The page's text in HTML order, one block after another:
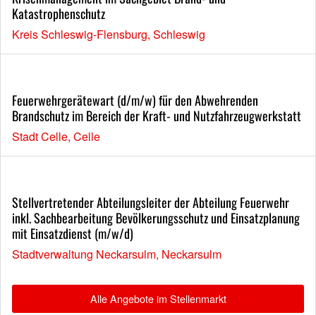
Katastrophenschutz
Kreis Schleswig-Flensburg, Schleswig
Feuerwehrgerätewart (d/m/w) für den Abwehrenden
Brandschutz im Bereich der Kraft- und Nutzfahrzeugwerkstatt
Stadt Celle, Celle
Stellvertretender Abteilungsleiter der Abteilung Feuerwehr
inkl. Sachbearbeitung Bevölkerungsschutz und Einsatzplanung
mit Einsatzdienst (m/w/d)
Stadtverwaltung Neckarsulm, Neckarsulm
Alle Angebote im Stellenmarkt